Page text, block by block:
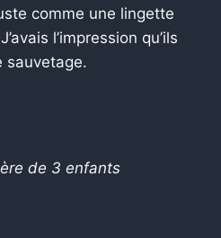
comme une lingette
l’impression qu’ils
sauvetage.
de 3 enfants